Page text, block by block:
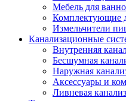
Мебель для
Комплектующие
Измельчители
Канализационные
Внутренняя
Бесшумная
Наружная
Аксессуары и
Ливневая